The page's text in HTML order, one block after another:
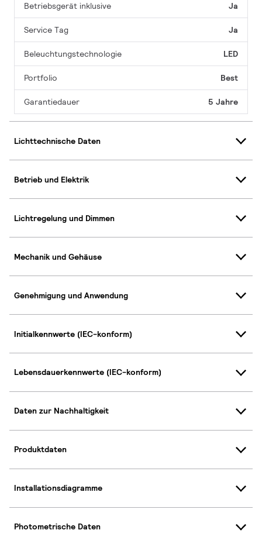
Betriebsgerät inklusive Ja
Service Tag Ja
Beleuchtungstechnologie LED
Portfolio Best
Garantiedauer 5 Jahre
Lichttechnische Daten
Betrieb und Elektrik
Lichtregelung und Dimmen
Mechanik und Gehäuse
Genehmigung und Anwendung
Initialkennwerte (IEC-konform)
Lebensdauerkennwerte (IEC-konform)
Daten zur Nachhaltigkeit
Produktdaten
Installationsdiagramme
Photometrische Daten